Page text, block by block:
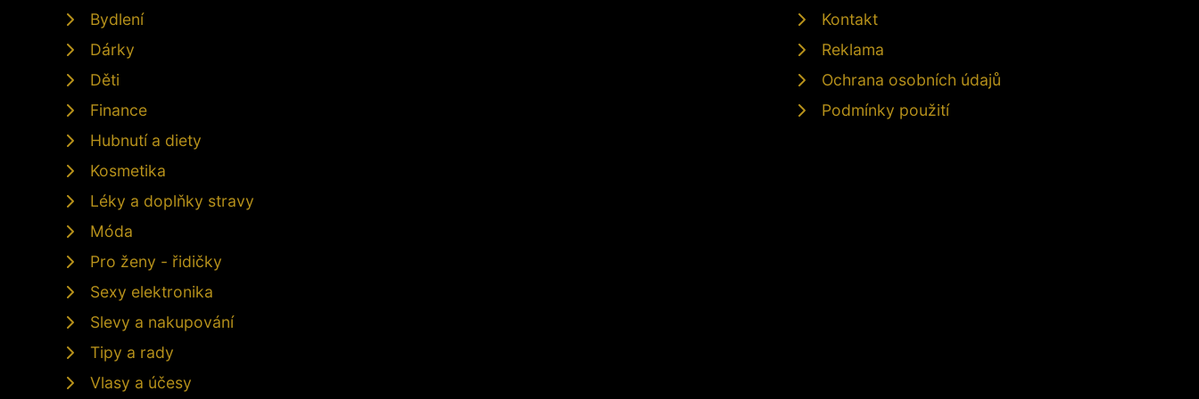
Bydlení
Dárky
Děti
Finance
Hubnutí a diety
Kosmetika
Léky a doplňky stravy
Móda
Pro ženy - řidičky
Sexy elektronika
Slevy a nakupování
Tipy a rady
Vlasy a účesy
Kontakt
Reklama
Ochrana osobních údajů
Podmínky použití